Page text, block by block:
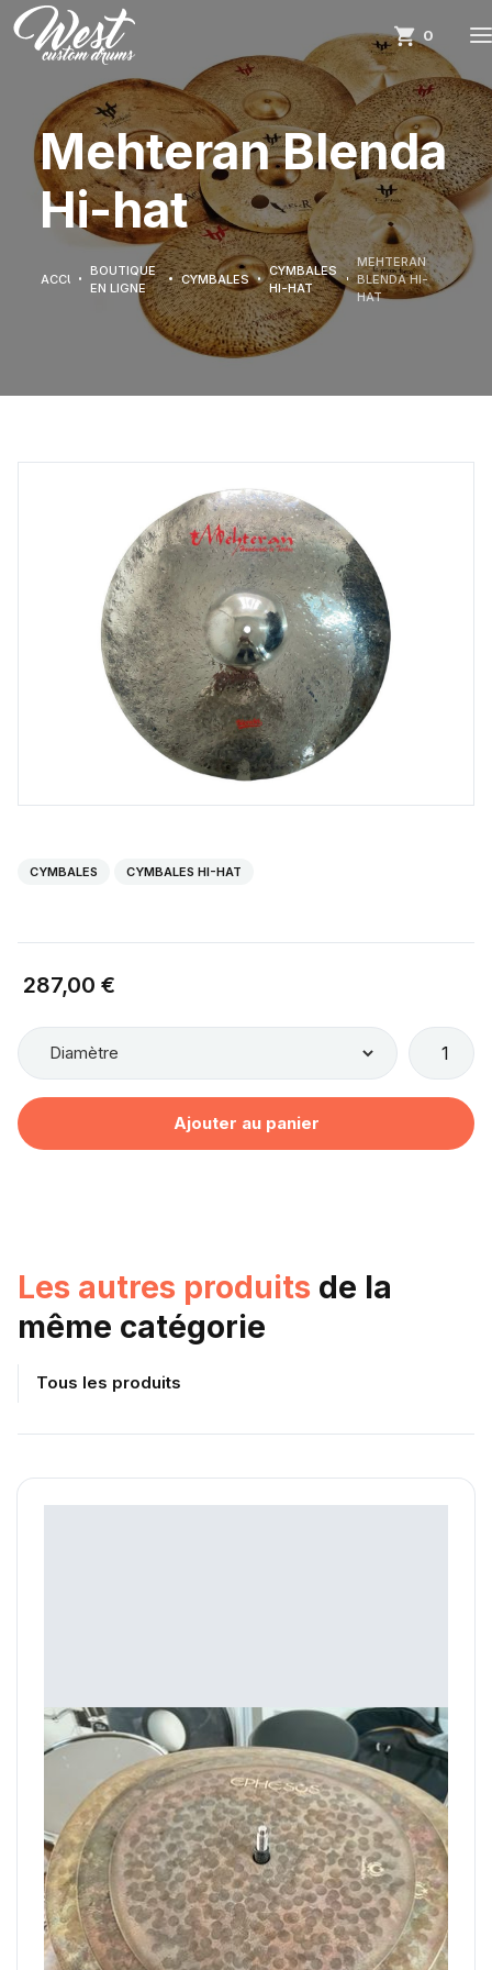
0
Mehteran Blenda
Hi-hat
ACCUEIL
BOUTIQUE
EN LIGNE
CYMBALES
CYMBALES
HI-HAT
MEHTERAN
BLENDA HI-
HAT
CYMBALES CYMBALES HI-HAT
287,00 €
Les autres produits de la
même catégorie
Tous les produits
Ephesus Cymbals Clap 9" 11" 13"